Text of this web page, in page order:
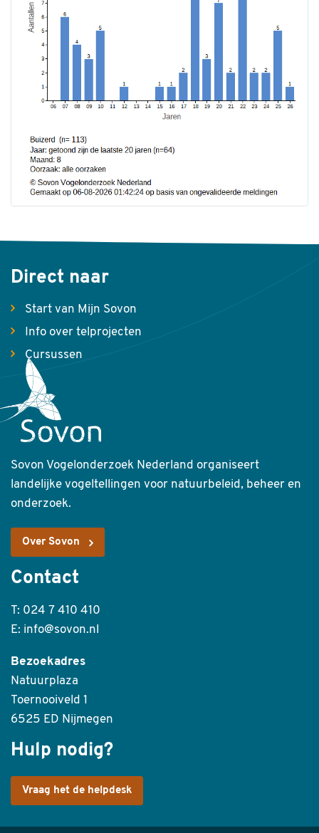
Direct naar
Start van Mijn Sovon
Info over telprojecten
Cursussen
Sovon Vogelonderzoek Nederland organiseert
landelijke vogeltellingen voor natuurbeleid, beheer en
onderzoek.
Over Sovon
Contact
T: 024 7 410 410
E: info@sovon.nl
Bezoekadres
Natuurplaza
Toernooiveld 1
6525 ED Nijmegen
Hulp nodig?
Vraag het de helpdesk